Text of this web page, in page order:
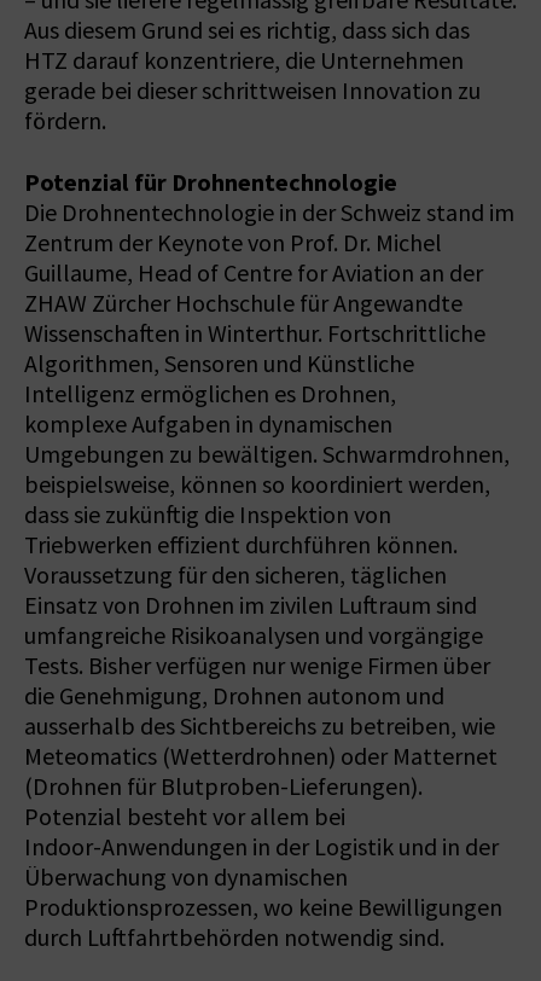
Aus diesem Grund sei es richtig, dass sich das
HTZ darauf konzentriere, die Unternehmen
gerade bei dieser schrittweisen Innovation zu
fördern.
Potenzial für Drohnentechnologie
Die Drohnentechnologie in der Schweiz stand im
Zentrum der Keynote von Prof. Dr. Michel
Guillaume, Head of Centre for Aviation an der
ZHAW Zürcher Hochschule für Angewandte
Wissenschaften in Winterthur. Fortschrittliche
Algorithmen, Sensoren und Künstliche
Intelligenz ermöglichen es Drohnen,
komplexe Aufgaben in dynamischen
Umgebungen zu bewältigen. Schwarmdrohnen,
beispielsweise, können so koordiniert werden,
dass sie zukünftig die Inspektion von
Triebwerken effizient durchführen können.
Voraussetzung für den sicheren, täglichen
Einsatz von Drohnen im zivilen Luftraum sind
umfangreiche Risikoanalysen und vorgängige
Tests. Bisher verfügen nur wenige Firmen über
die Genehmigung, Drohnen autonom und
ausserhalb des Sichtbereichs zu betreiben, wie
Meteomatics (Wetterdrohnen) oder Matternet
(Drohnen für Blutproben-Lieferungen).
Potenzial besteht vor allem bei
Indoor-Anwendungen in der Logistik und in der
Überwachung von dynamischen
Produktionsprozessen, wo keine Bewilligungen
durch Luftfahrtbehörden notwendig sind.